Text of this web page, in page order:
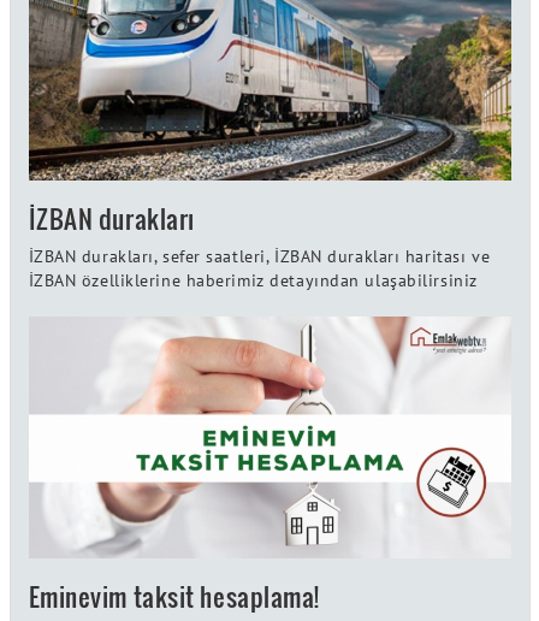
İZBAN durakları
İZBAN durakları, sefer saatleri, İZBAN durakları haritası ve
İZBAN özelliklerine haberimiz detayından ulaşabilirsiniz
Eminevim taksit hesaplama!